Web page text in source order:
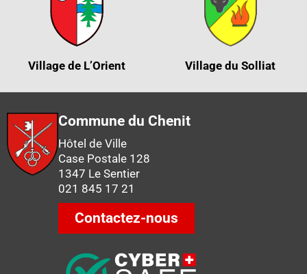
Village de L’Orient Village du Solliat
Commune du Chenit
Hôtel de Ville
Case Postale 128
1347 Le Sentier
021 845 17 21
Contactez-nous